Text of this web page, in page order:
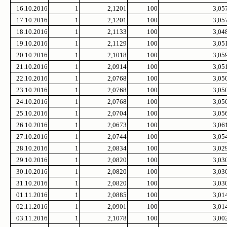
16.10.2016
1 2,1201 100
17.10.2016
1 2,1201 100
18.10.2016
1 2,1133 100
19.10.2016
1 2,1129 100
20.10.2016
1 2,1018 100
21.10.2016
1 2,0914 100
22.10.2016
1 2,0768 100
23.10.2016
1 2,0768 100
24.10.2016
1 2,0768 100
25.10.2016
1 2,0704 100
26.10.2016
1 2,0673 100
27.10.2016
1 2,0744 100
28.10.2016
1 2,0834 100
29.10.2016
1 2,0820 100
30.10.2016
1 2,0820 100
31.10.2016
1 2,0820 100
01.11.2016
1 2,0885 100
02.11.2016
1 2,0901 100
03.11.2016
1 2,1078 100